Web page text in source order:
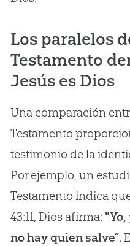
Los paralelos
Testamento
Jesús es Dios
Una comparación
Testamento
testimonio de la
Por ejemplo, un
Testamento indica
43:11, Dios afirma:
no hay quien salve”.